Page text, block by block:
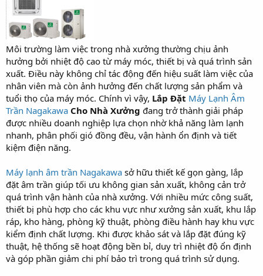
Môi trường làm việc trong nhà xưởng thường chịu ảnh
hưởng bởi nhiệt độ cao từ máy móc, thiết bị và quá trình sản
xuất. Điều này không chỉ tác động đến hiệu suất làm việc của
nhân viên mà còn ảnh hưởng đến chất lượng sản phẩm và
tuổi thọ của máy móc. Chính vì vậy, Lắp Đặt Máy Lạnh Âm
Trần Nagakawa Cho Nhà Xưởng đang trở thành giải pháp
được nhiều doanh nghiệp lựa chọn nhờ khả năng làm lạnh
nhanh, phân phối gió đồng đều, vận hành ổn định và tiết
kiệm điện năng.
Máy lạnh âm trần Nagakawa sở hữu thiết kế gọn gàng, lắp
đặt âm trần giúp tối ưu không gian sản xuất, không cản trở
quá trình vận hành của nhà xưởng. Với nhiều mức công suất,
thiết bị phù hợp cho các khu vực như xưởng sản xuất, khu lắp
ráp, kho hàng, phòng kỹ thuật, phòng điều hành hay khu vực
kiểm định chất lượng. Khi được khảo sát và lắp đặt đúng kỹ
thuật, hệ thống sẽ hoạt động bền bỉ, duy trì nhiệt độ ổn định
và góp phần giảm chi phí bảo trì trong quá trình sử dụng.